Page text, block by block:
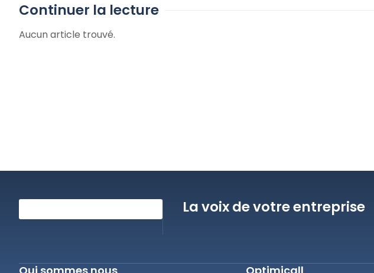
Continuer la lecture
Aucun article trouvé.
La voix de votre entreprise